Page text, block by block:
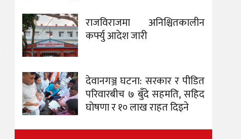
राजविराजमा अनिश्चितकालीन
कर्फ्यु आदेश जारी
देवानगञ्ज घटना: सरकार र पीडित
परिवारबीच ७ बुँदे सहमति, सहिद
घोषणा र १० लाख राहत दिइने